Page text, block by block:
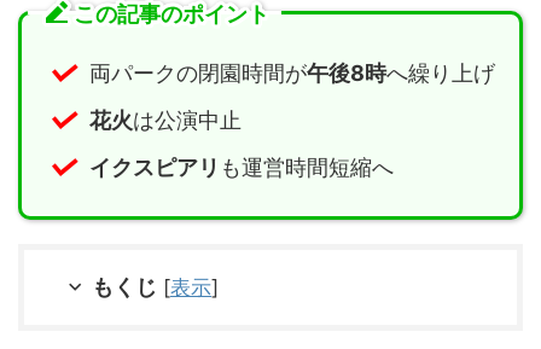
この記事のポイント
両パークの閉園時間が午後8時へ繰り上げ
花火は公演中止
イクスピアリ も運営時間短縮へ
もくじ [表示]